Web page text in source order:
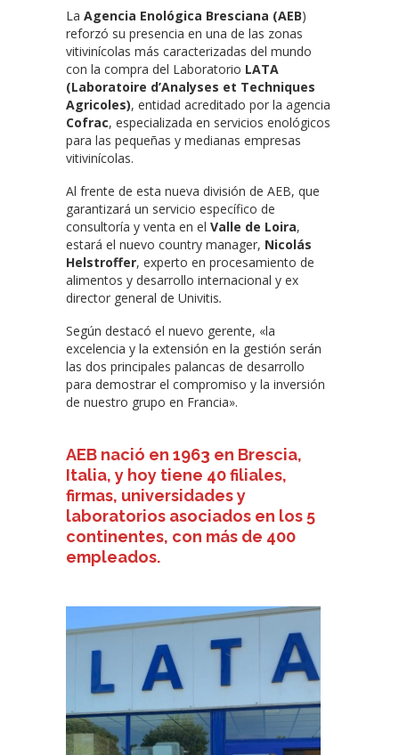
La Agencia Enológica Bresciana (AEB)
reforzó su presencia en una de las zonas
vitivinícolas más caracterizadas del mundo
con la compra del Laboratorio LATA
(Laboratoire d’Analyses et Techniques
Agricoles), entidad acreditado por la agencia
Cofrac, especializada en servicios enológicos
para las pequeñas y medianas empresas
vitivinícolas.
Al frente de esta nueva división de AEB, que
garantizará un servicio específico de
consultoría y venta en el Valle de Loira,
estará el nuevo country manager, Nicolás
Helstroffer, experto en procesamiento de
alimentos y desarrollo internacional y ex
director general de Univitis.
Según destacó el nuevo gerente, «la
excelencia y la extensión en la gestión serán
las dos principales palancas de desarrollo
para demostrar el compromiso y la inversión
de nuestro grupo en Francia».
AEB nació en 1963 en Brescia,
Italia, y hoy tiene 40 filiales,
firmas, universidades y
laboratorios asociados en los 5
continentes, con más de 400
empleados.